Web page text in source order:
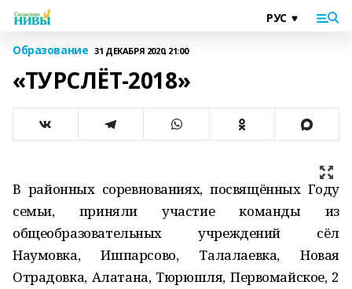
Образование 31 ДЕКАБРЯ 2020, 21:00
«ТУРСЛЁТ-2018»
В районных соревнованиях, посвящённых Году
семьи, приняли участие команды из
общеобразовательных учреждений сёл
Наумовка, Ишпарсово, Талалаевка, Новая
Отрадовка, Алатана, Тюрюшля, Первомайское, 2